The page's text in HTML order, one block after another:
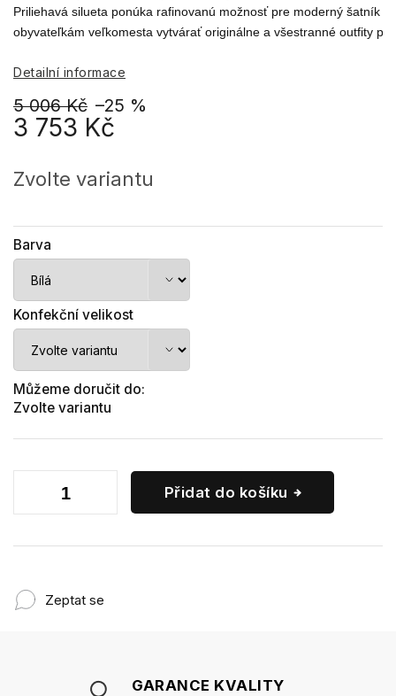
5 006 Kč –25 %
3 753 Kč
cena:
Zvolte variantu
Barva
Konfekční velikost
Můžeme doručit do:
Zvolte variantu
Přidat do košíku
Priliehavá silueta ponúka rafinovanú možnosť pre moderný šatník
obyvateľkám veľkomesta vytvárať originálne a všestranné outfity
Detailní informace
Zeptat se
GARANCE KVALITY